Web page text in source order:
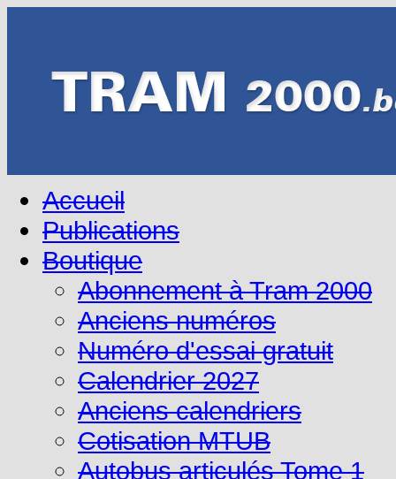
Accueil
Publications
Boutique
Abonnement à Tram 2000
Anciens numéros
Numéro d'essai gratuit
Calendrier 2027
Anciens calendriers
Cotisation MTUB
Autobus articulés Tome 1